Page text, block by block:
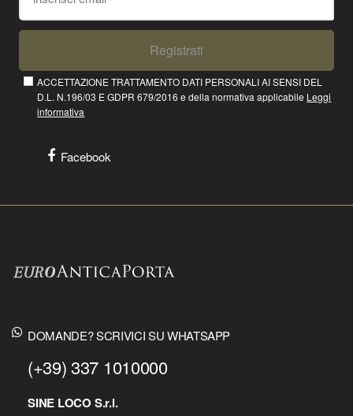
Registrati
ACCETTAZIONE TRATTAMENTO DATI PERSONALI AI SENSI DEL
D.L. N.196/03 E GDPR 679/2016 e della normativa applicabile Leggi
informativa
Facebook
DOMANDE? SCRIVICI SU WHATSAPP
(+39) 337 1010000
SINE LOCO S.r.l.